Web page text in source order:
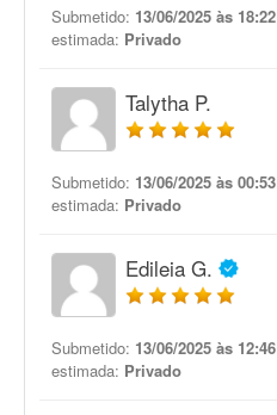
Submetido: 13/06/2025 às 18:22
estimada: Privado
Talytha P.
Submetido: 13/06/2025 às 00:53
estimada: Privado
Edileia G.
Submetido: 13/06/2025 às 12:46
estimada: Privado